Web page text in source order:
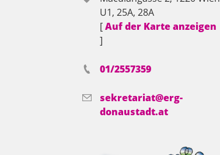
U1, 25A, 28A
[Auf der Karte anzeigen
]
01/2557359
sekretariat@erg-
donaustadt.at